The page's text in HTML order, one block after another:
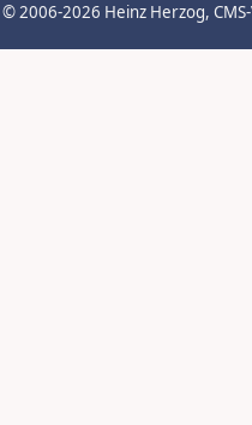
© 2006-2026 Heinz Herzog,